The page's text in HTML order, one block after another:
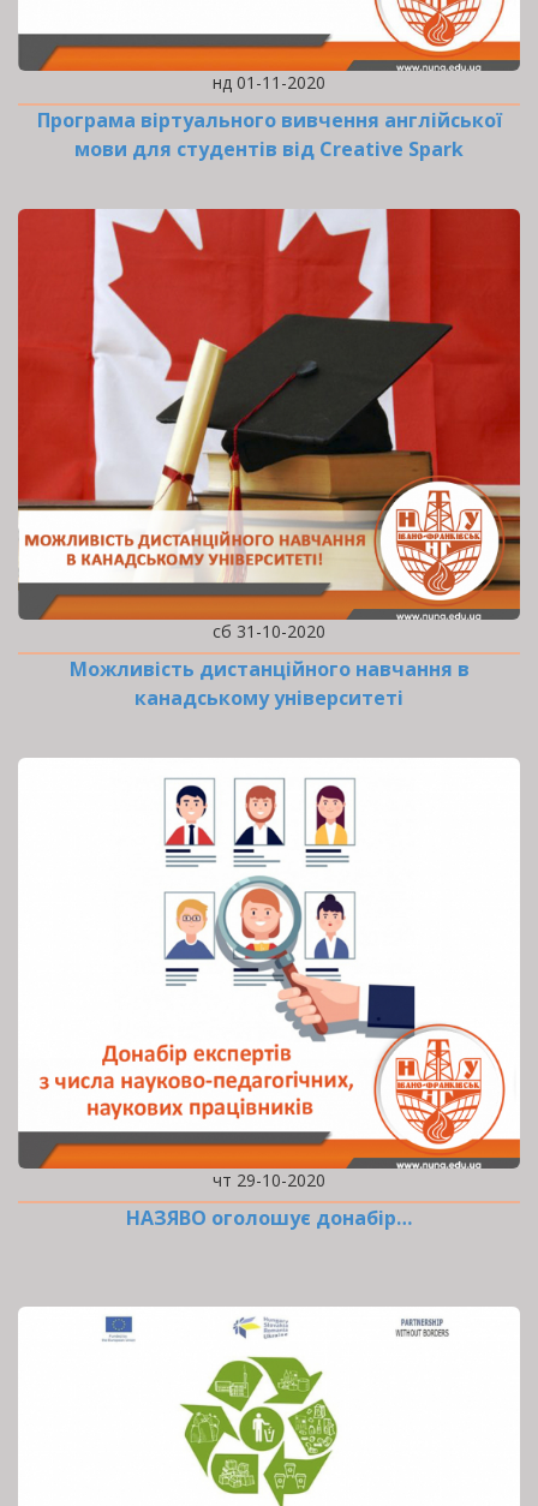
нд 01-11-2020
Програма віртуального вивчення англійської
мови для студентів від Creative Spark
сб 31-10-2020
Можливість дистанційного навчання в
канадському університеті
чт 29-10-2020
НАЗЯВО оголошує донабір…